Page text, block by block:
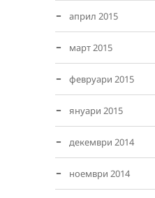
април 2015
март 2015
февруари 2015
януари 2015
декември 2014
ноември 2014